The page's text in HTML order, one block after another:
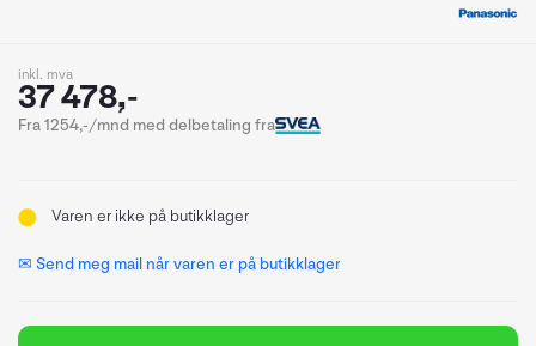
inkl. mva
37 478,-
Fra 1254,-/mnd med delbetaling fra
Varen er ikke på butikklager
✉ Send meg mail når varen er på butikklager